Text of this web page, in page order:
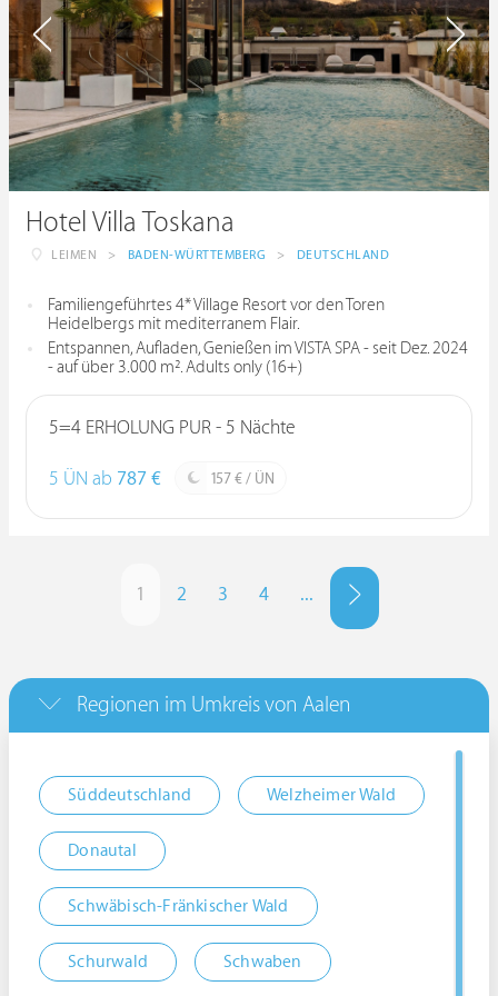
Hotel Villa Toskana
LEIMEN > BADEN-WÜRTTEMBERG > DEUTSCHLAND
Familiengeführtes 4* Village Resort vor den Toren
Heidelbergs mit mediterranem Flair.
Entspannen, Aufladen, Genießen im VISTA SPA - seit Dez. 2024
- auf über 3.000 m². Adults only (16+)
5=4 ERHOLUNG PUR - 5 Nächte
5 ÜN ab 787 € 157 € / ÜN
1 2 3 4 ...
Regionen im Umkreis von Aalen
Süddeutschland Welzheimer Wald
Donautal
Schwäbisch-Fränkischer Wald
Schurwald Schwaben